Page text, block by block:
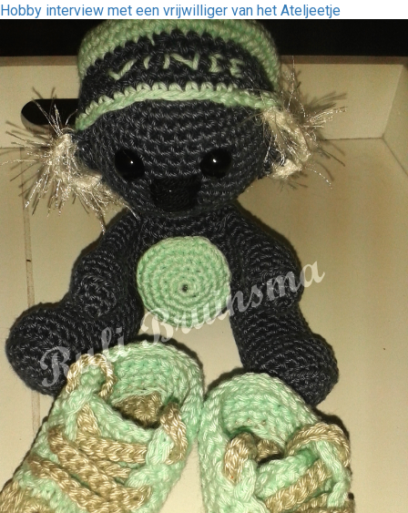
Hobby interview met een vrijwilliger van het Ateljeetje